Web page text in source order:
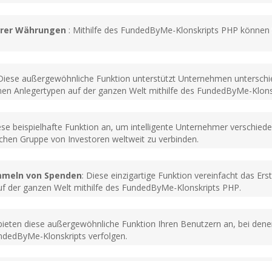
Währungen : Mithilfe des FundedByMe-Klonskripts PHP
außergewöhnliche Funktion unterstützt Unternehmen
Anlegertypen auf der ganzen Welt mithilfe des FundedByMe-
beispielhafte Funktion an, um intelligente Unternehmer
Gruppe von Investoren weltweit zu verbinden.
von Spenden: Diese einzigartige Funktion vereinfacht das
der ganzen Welt mithilfe des FundedByMe-Klonskripts PHP.
diese außergewöhnliche Funktion Ihren Benutzern an, bei
Klonskripts verfolgen.